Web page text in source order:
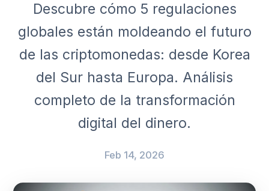
Descubre cómo 5 regulaciones
globales están moldeando el futuro
de las criptomonedas: desde Korea
del Sur hasta Europa. Análisis
completo de la transformación
digital del dinero.
Feb 14, 2026